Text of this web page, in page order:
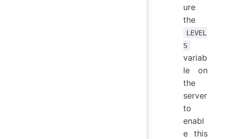
ure
the
LEVEL
S
variab
le on
the
server
to
enabl
e this